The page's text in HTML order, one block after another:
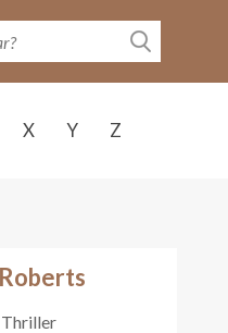
X Y Z
Thriller